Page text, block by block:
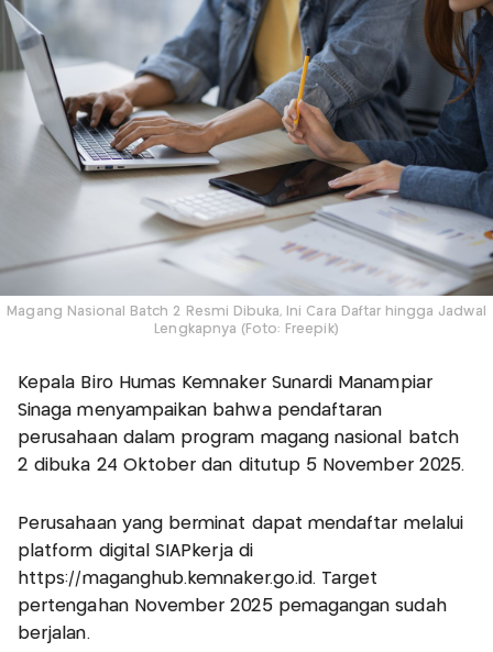
Magang Nasional Batch 2 Resmi Dibuka, Ini Cara Daftar hingga Jadwal
Lengkapnya (Foto: Freepik)
Kepala Biro Humas Kemnaker Sunardi Manampiar
Sinaga menyampaikan bahwa pendaftaran
perusahaan dalam program magang nasional batch
2 dibuka 24 Oktober dan ditutup 5 November 2025.
Perusahaan yang berminat dapat mendaftar melalui
platform digital SIAPkerja di
https://maganghub.kemnaker.go.id. Target
pertengahan November 2025 pemagangan sudah
berjalan.